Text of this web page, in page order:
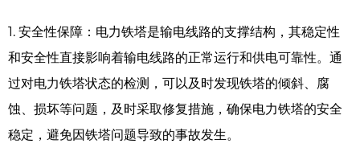
1. 安全性保障：电力铁塔是输电线路的支撑结构，其稳定性
和安全性直接影响着输电线路的正常运行和供电可靠性。通
过对电力铁塔状态的检测，可以及时发现铁塔的倾斜、腐
蚀、损坏等问题，及时采取修复措施，确保电力铁塔的安全
稳定，避免因铁塔问题导致的事故发生。